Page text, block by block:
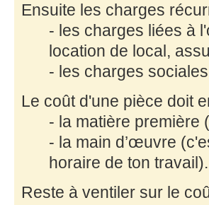
Ensuite les charges
- les charges liées à
location de local,
- les charges
Le coût d'une pièce doit
- la matière première
- la main d’œuvre
horaire de ton travail).
Reste à ventiler sur le